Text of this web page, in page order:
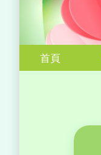
首頁